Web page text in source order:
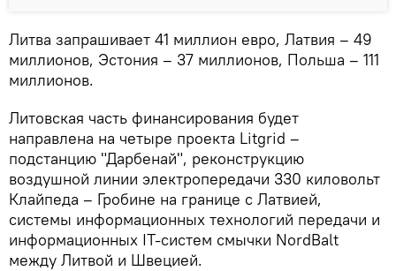
Литва запрашивает 41 миллион евро, Латвия – 49
миллионов, Эстония – 37 миллионов, Польша – 111
миллионов.
Литовская часть финансирования будет
направлена ​​на четыре проекта Litgrid –
подстанцию ​​"Дарбенай", реконструкцию
воздушной линии электропередачи 330 киловольт
Клайпеда – Гробине на границе с Латвией,
системы информационных технологий передачи и
информационных IT-систем смычки NordBalt
между Литвой и Швецией.